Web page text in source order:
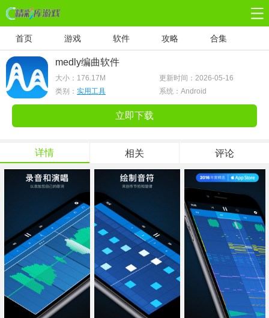
首页 游戏 软件 攻略 合集
medly编曲软件
大小： 176.17M
更新时间：2026-05-16
类别： 实用工具 系统：Android
立即下载
详情 相关 评论